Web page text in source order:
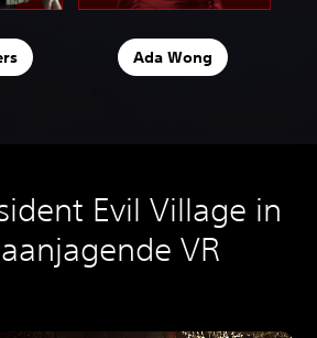
Ada Wong
Evil Village in
VR